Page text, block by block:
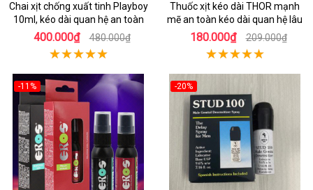
Chai xịt chống xuất tinh Playboy
10ml, kéo dài quan hệ an toàn
400.000₫ 480.000₫
Thuốc xịt kéo dài THOR mạnh
mẽ an toàn kéo dài quan hệ lâu
180.000₫ 209.000₫
-11% -20%